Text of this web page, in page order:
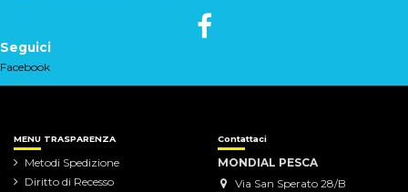
Seguici
Facebook
MENU TRASPARENZA
Metodi Spedizione
Diritto di Recesso
Contattaci
MONDIAL PESCA
Via San Sperato 28/B